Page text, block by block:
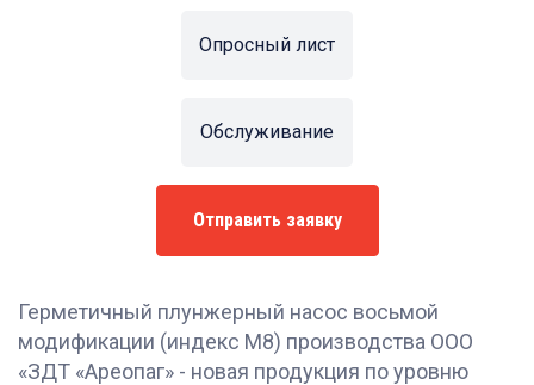
Опросный лист
Обслуживание
Отправить заявку
Герметичный плунжерный насос восьмой
модификации (индекс М8) производства ООО
«ЗДТ «Ареопаг» - новая продукция по уровню